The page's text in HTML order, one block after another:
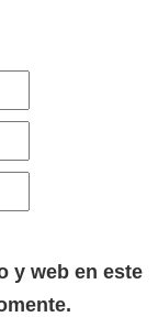
y web en este